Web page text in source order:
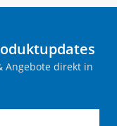
Angebote direkt in